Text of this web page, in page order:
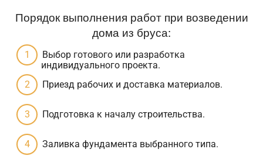
Порядок выполнения работ при возведении
дома из бруса:
Выбор готового или разработка
индивидуального проекта.
Приезд рабочих и доставка материалов.
Подготовка к началу строительства.
Заливка фундамента выбранного типа.